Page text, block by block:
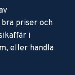
priser och
i
eller handla